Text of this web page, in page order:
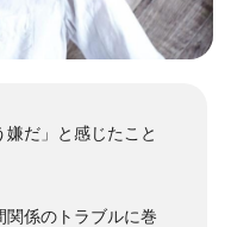
だ」と感じたこと
関係のトラブルに巻